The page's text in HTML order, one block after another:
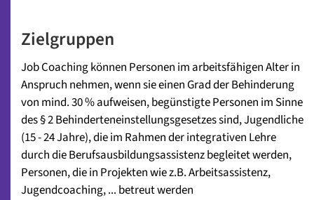
Zielgruppen
Job Coaching können Personen im arbeitsfähigen Alter in
Anspruch nehmen, wenn sie einen Grad der Behinderung
von mind. 30 % aufweisen, begünstigte Personen im Sinne
des § 2 Behinderteneinstellungsgesetzes sind, Jugendliche
(15 - 24 Jahre), die im Rahmen der integrativen Lehre
durch die Berufsausbildungsassistenz begleitet werden,
Personen, die in Projekten wie z.B. Arbeitsassistenz,
Jugendcoaching, ... betreut werden